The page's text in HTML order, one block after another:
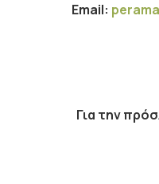
Εmail:
Για την